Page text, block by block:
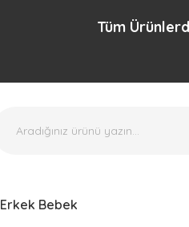
Tüm Ürünlerde
Erkek Bebek